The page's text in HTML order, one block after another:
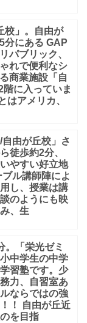
校」。自由が
分にある GAP
パブリック、
れで便利なシ
商業施設「自
に入っていま
はアメリカ、
自由が丘校」さ
徒歩約2分、
やすい好立地
ル講師陣によ
し、授業は講
のようにも映
、生
。「栄光ゼミ
中学生の中学
習塾です。少
力、自習室あ
ならではの強
！ 自由が丘近
を目指